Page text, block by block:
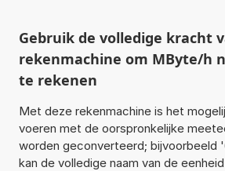
Gebruik de volledige kracht
rekenmachine om MByte/h
te rekenen
Met deze rekenmachine is het
voeren met de oorspronkelijke
worden geconverteerd; bijvoorbeeld
kan de volledige naam van de